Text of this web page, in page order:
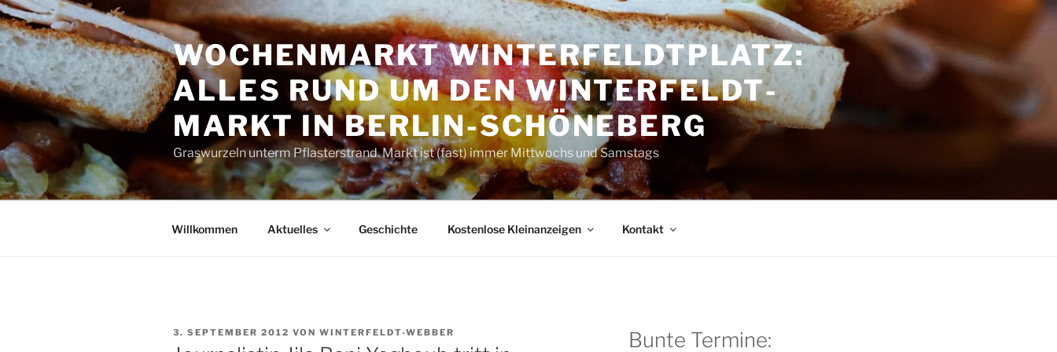
Zum
Inhalt
springen
WOCHENMARKT WINTER­FELDT­PLATZ:
ALLES RUND UM DEN WINTER­FELDT­
MARKT IN BERLIN-SCHÖNEBERG
Graswurzeln unterm Pflasterstrand. Markt ist (fast) immer Mittwochs und Samstags
Willkommen Aktuelles Geschichte Kostenlose Kleinanzeigen Kontakt
VERÖFFENTLICHT
AM
3. SEPTEMBER 2012 VON WINTERFELDT-WEBBER Bunte Termine: